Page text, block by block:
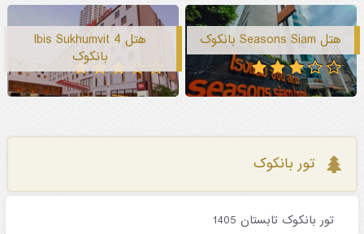
هتل Seasons Siam بانکوک
هتل Ibis Sukhumvit 4
بانکوک
تور بانکوک
تور بانکوک تابستان 1405